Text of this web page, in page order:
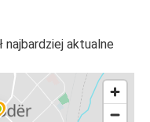
najbardziej aktualne